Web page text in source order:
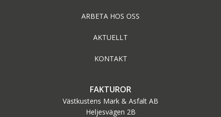
ARBETA HOS OSS
AKTUELLT
KONTAKT
FAKTUROR
Västkustens Mark & Asfalt AB
Heljesvägen 2B